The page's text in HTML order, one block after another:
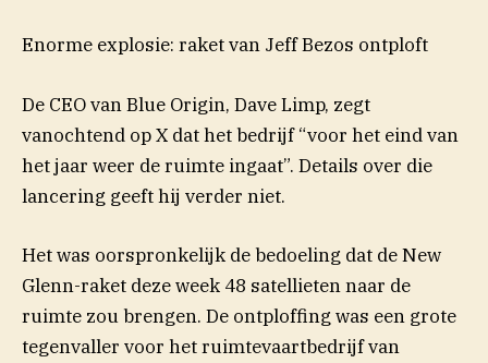
Enorme explosie: raket van Jeff Bezos ontploft
De CEO van Blue Origin, Dave Limp, zegt
vanochtend opX(opent in nieuw venster)
dat het bedrijf “voor het eind van
het jaar weer de ruimte ingaat”. Details over die
lancering geeft hij verder niet.
Het was oorspronkelijk de bedoeling dat de New
Glenn-raket deze week 48 satellieten naar de
ruimte zou brengen. De ontploffing was een grote
tegenvaller voor het ruimtevaartbedrijf van